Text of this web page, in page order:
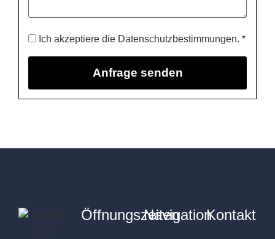
Ich akzeptiere die Datenschutzbestimmungen. *
Öffnungszeiten
NavigationKontakt